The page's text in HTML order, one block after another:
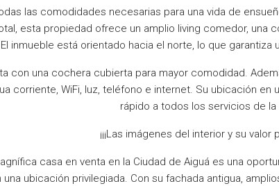
las comodidades necesarias para una vida de
esta propiedad ofrece un amplio living comedor, una
inmueble está orientado hacia el norte, lo que
con una cochera cubierta para mayor comodidad.
corriente, WiFi, luz, teléfono e internet. Su ubicación
rápido a todos los servicios de la
¡¡¡Las imágenes del interior y su valor
casa en venta en la Ciudad de Aiguá es una
ubicación privilegiada. Con su fachada antigua,